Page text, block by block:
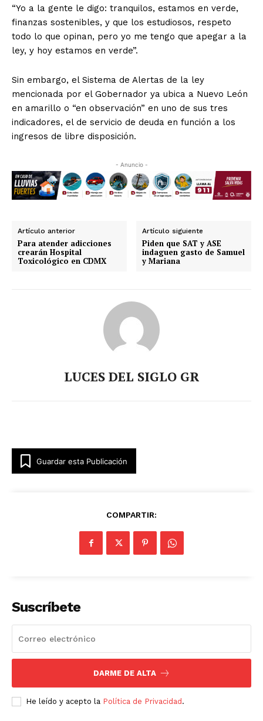
“Yo a la gente le digo: tranquilos, estamos en verde,
finanzas sostenibles, y que los estudiosos, respeto
todo lo que opinan, pero yo me tengo que apegar a la
ley, y hoy estamos en verde”.
Sin embargo, el Sistema de Alertas de la ley
mencionada por el Gobernador ya ubica a Nuevo León
en amarillo o “en observación” en uno de sus tres
indicadores, el de servicio de deuda en función a los
ingresos de libre disposición.
- Anuncio -
Artículo anterior
Para atender adicciones
crearán Hospital
Toxicológico en CDMX
Artículo siguiente
Piden que SAT y ASE
indaguen gasto de Samuel
y Mariana
LUCES DEL SIGLO GR
Guardar esta Publicación
COMPARTIR:
Suscríbete
DARME DE ALTA
He leído y acepto la Política de Privacidad .